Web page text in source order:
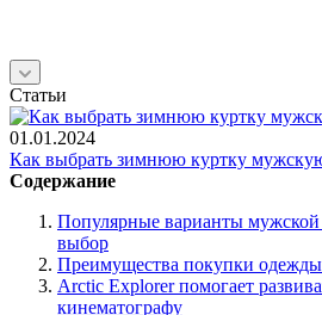
Статьи
01.01.2024
Как выбрать зимнюю куртку
Содержание
Популярные варианты
выбор
Преимущества покупки
Аrctic Еxplorer помогает
кинематографу